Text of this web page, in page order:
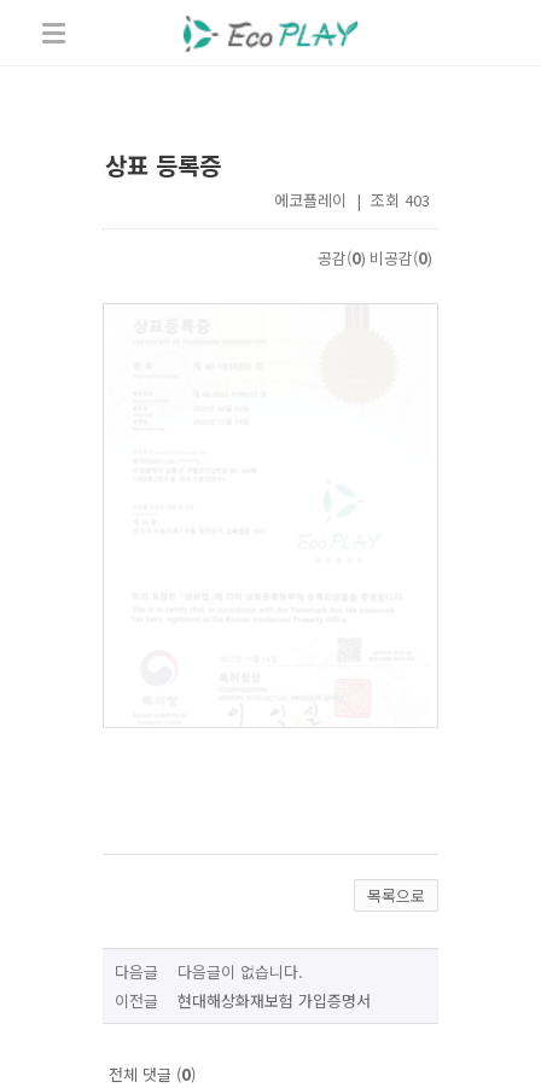
상표 등록증
에코플레이 | 조회 403
공감(0) 비공감(0)
목록으로
다음글 다음글이 없습니다.
이전글현대해상화재보험 가입증명서
전체 댓글 (0)